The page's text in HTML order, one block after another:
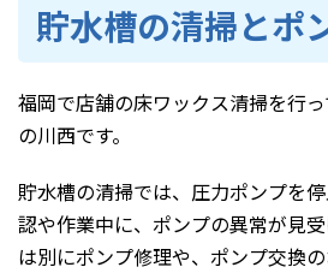
貯水槽の清掃とポ
福岡で店舗の床ワックス清掃を行
の川西です。
貯水槽の清掃では、圧力ポンプを
認や作業中に、ポンプの異常が見
は別にポンプ修理や、ポンプ交換